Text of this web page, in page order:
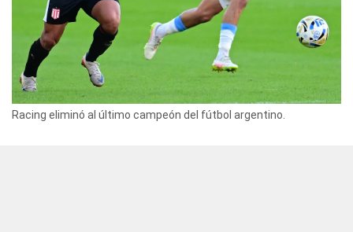
Racing eliminó al último campeón del fútbol argentino.